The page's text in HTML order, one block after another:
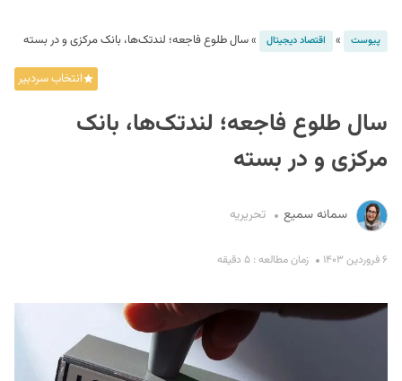
پیوست » اقتصاد دیجیتال »سال طلوع فاجعه؛ لندتک‌ها، بانک مرکزی و در بسته
انتخاب سردبیر
سال طلوع فاجعه؛ لندتک‌ها، بانک
مرکزی و در بسته
سمانه سمیع تحریریه
۶ فروردین ۱۴۰۳ زمان مطالعه : ۵ دقیقه